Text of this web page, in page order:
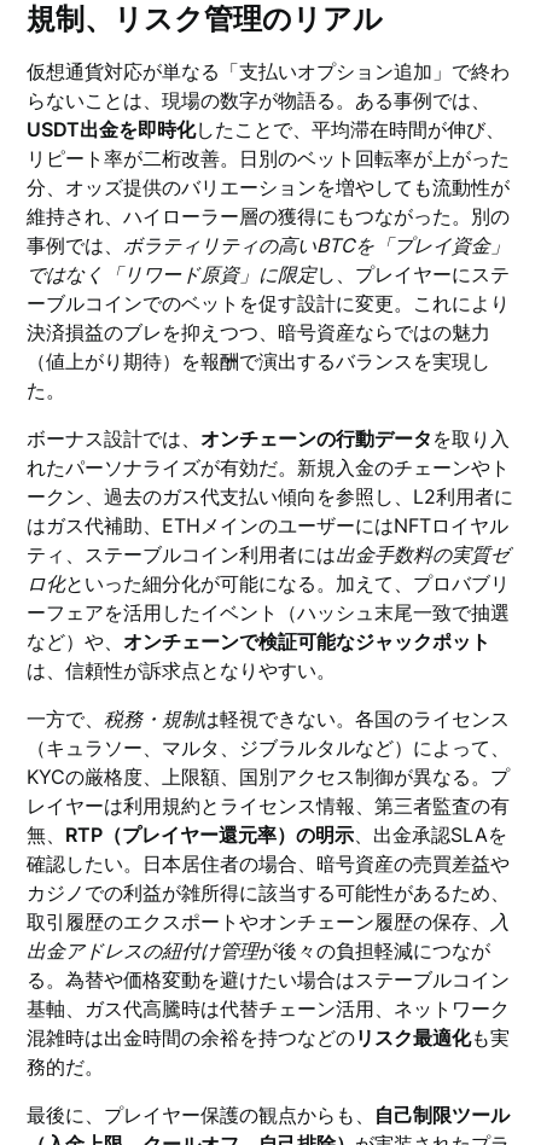
規制、リスク管理のリアル
仮想通貨対応が単なる「支払いオプション追加」で終わ
らないことは、現場の数字が物語る。ある事例では、
USDT出金を即時化したことで、平均滞在時間が伸び、
リピート率が二桁改善。日別のベット回転率が上がった
分、オッズ提供のバリエーションを増やしても流動性が
維持され、ハイローラー層の獲得にもつながった。別の
事例では、 ボラティリティの高いBTCを「プレイ資金」
ではなく「リワード原資」に限定し、プレイヤーにステ
ーブルコインでのベットを促す設計に変更。これにより
決済損益のブレを抑えつつ、暗号資産ならではの魅力
（値上がり期待）を報酬で演出するバランスを実現し
た。
ボーナス設計では、 オンチェーンの行動データ を取り入
れたパーソナライズが有効だ。新規入金のチェーンやト
ークン、過去のガス代支払い傾向を参照し、L2利用者に
はガス代補助、ETHメインのユーザーにはNFTロイヤル
ティ、ステーブルコイン利用者には出金手数料の実質ゼ
ロ化といった細分化が可能になる。加えて、プロバブリ
ーフェアを活用したイベント（ハッシュ末尾一致で抽選
など）や、 オンチェーンで検証可能なジャックポット
は、信頼性が訴求点となりやすい。
一方で、税務・規制は軽視できない。各国のライセンス
（キュラソー、マルタ、ジブラルタルなど）によって、
KYCの厳格度、上限額、国別アクセス制御が異なる。プ
レイヤーは利用規約とライセンス情報、第三者監査の有
無、 RTP（プレイヤー還元率）の明示、出金承認SLAを
確認したい。日本居住者の場合、暗号資産の売買差益や
カジノでの利益が雑所得に該当する可能性があるため、
取引履歴のエクスポートやオンチェーン履歴の保存、 入
出金アドレスの紐付け管理が後々の負担軽減につなが
る。為替や価格変動を避けたい場合はステーブルコイン
基軸、ガス代高騰時は代替チェーン活用、ネットワーク
混雑時は出金時間の余裕を持つなどのリスク最適化も実
務的だ。
最後に、プレイヤー保護の観点からも、 自己制限ツール